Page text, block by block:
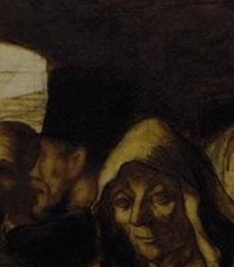
Ele também
produziu
série de
muitas
retratam a